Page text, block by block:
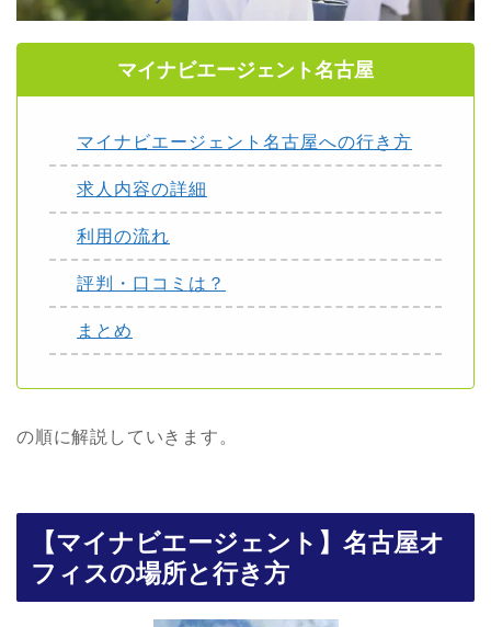
マイナビエージェント名古屋
マイナビエージェント名古屋への行き方
求人内容の詳細
利用の流れ
評判・口コミは？
まとめ
の順に解説していきます。
【マイナビエージェント】名古屋オ
フィスの場所と行き方